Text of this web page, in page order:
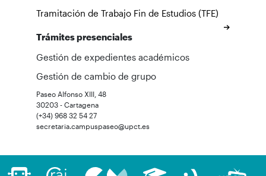
Tramitación de Trabajo Fin de Estudios (TFE)
Trámites presenciales
Gestión de expedientes académicos
Gestión de cambio de grupo
Paseo Alfonso XIII, 48
30203 - Cartagena
(+34) 968 32 54 27
secretaria.campuspaseo@upct.es